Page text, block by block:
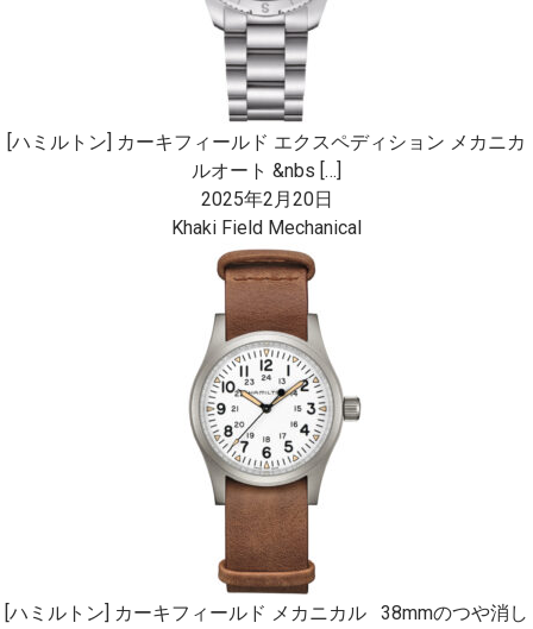
[ハミルトン] カーキフィールド エクスペディション メカニカ
ルオート &nbs […]
2025年2月20日
Khaki Field Mechanical
[ハミルトン] カーキフィールド メカニカル 38mmのつや消し